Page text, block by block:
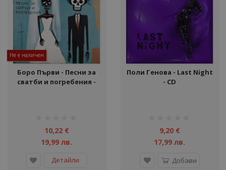
Не е наличен
Боро Първи - Песни за
сватби и погребения -
10,22 €
19,99 лв.
Детайли
Поли Генова - Last Night
- CD
9,20 €
17,99 лв.
Добави